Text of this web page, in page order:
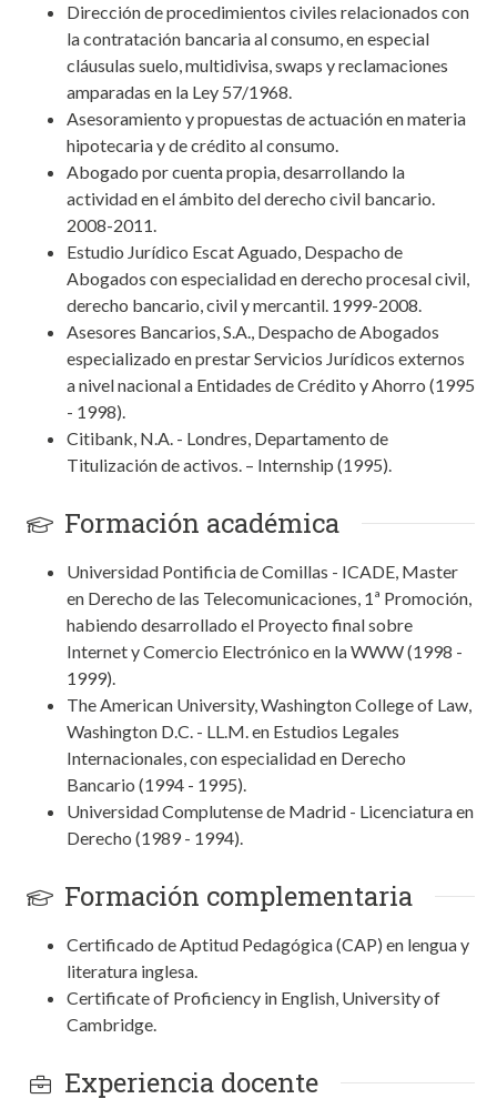
Dirección de procedimientos civiles relacionados con
la contratación bancaria al consumo, en especial
cláusulas suelo, multidivisa, swaps y reclamaciones
amparadas en la Ley 57/1968.
Asesoramiento y propuestas de actuación en materia
hipotecaria y de crédito al consumo.
Abogado por cuenta propia, desarrollando la
actividad en el ámbito del derecho civil bancario.
2008-2011.
Estudio Jurídico Escat Aguado, Despacho de
Abogados con especialidad en derecho procesal civil,
derecho bancario, civil y mercantil. 1999-2008.
Asesores Bancarios, S.A., Despacho de Abogados
especializado en prestar Servicios Jurídicos externos
a nivel nacional a Entidades de Crédito y Ahorro (1995
- 1998).
Citibank, N.A. - Londres, Departamento de
Titulización de activos. – Internship (1995).
Formación académica
Universidad Pontificia de Comillas - ICADE, Master
en Derecho de las Telecomunicaciones, 1ª Promoción,
habiendo desarrollado el Proyecto final sobre
Internet y Comercio Electrónico en la WWW (1998 -
1999).
The American University, Washington College of Law,
Washington D.C. - LL.M. en Estudios Legales
Internacionales, con especialidad en Derecho
Bancario (1994 - 1995).
Universidad Complutense de Madrid - Licenciatura en
Derecho (1989 - 1994).
Formación complementaria
Certificado de Aptitud Pedagógica (CAP) en lengua y
literatura inglesa.
Certificate of Proficiency in English, University of
Cambridge.
Experiencia docente